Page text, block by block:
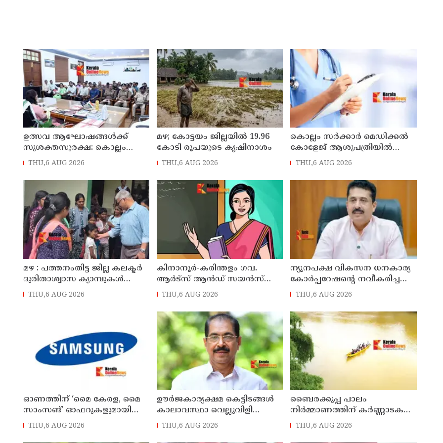
ഉത്സവ ആഘോഷങ്ങൾക്ക്
സുശക്തസുരക്ഷ: കൊല്ലം
ജില്ലാ കലക്ടർ
THU,6 AUG 2026
മഴ; കോട്ടയം ജില്ലയിൽ 19.96
കോടി രൂപയുടെ കൃഷിനാശം
THU,6 AUG 2026
കൊല്ലം സർക്കാർ മെഡിക്കൽ
കോളേജ് ആശുപത്രിയിൽ
സ്റ്റാഫ് നഴ്‌സ് ട്രെയിനി നിയമനം
THU,6 AUG 2026
മഴ : പത്തനംതിട്ട ജില്ല കലക്ടർ
ദുരിതാശ്വാസ ക്യാമ്പുകൾ
സന്ദർശിച്ചു
THU,6 AUG 2026
കിനാനൂർ-കരിന്തളം ഗവ.
ആർട്‌സ് ആൻഡ് സയൻസ്
കോളേജിൽ അധ്യാപക
നിയമനം
THU,6 AUG 2026
ന്യൂനപക്ഷ വികസന ധനകാര്യ
കോർപ്പറേഷന്റെ നവീകരിച്ച
കാസർകോട് മേഖല ഓഫീസ്
ആഗസ്ത് 10ന് മന്ത്രി
എൻ.ഷംസുദ്ദീൻ നാടിന്
സമർപ്പിക്കും
THU,6 AUG 2026
ഓണത്തിന് ‘മൈ കേരള, മൈ
സാംസങ്’ ഓഫറുകളുമായി
സാംസങ് ഇന്ത്യ
THU,6 AUG 2026
ഊർജകാര്യക്ഷമ കെട്ടിടങ്ങൾ
കാലാവസ്ഥാ വെല്ലുവിളി
നേരിടാനുള്ള അനിവാര്യത:
THU,6 AUG 2026
ബൈരക്കുപ്പ പാലം
നിർമ്മാണത്തിന് കർണ്ണാടക
സർക്കാറിന്റെ അനുമതി
THU,6 AUG 2026